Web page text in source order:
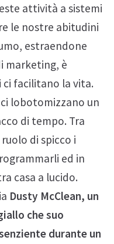
attività a sistemi
le nostre abitudini
estraendone
marketing, è
facilitano la vita.
lobotomizzano un
di tempo. Tra
di spicco i
ed in
casa a lucido.
Dusty McClean, un
che suo
durante un